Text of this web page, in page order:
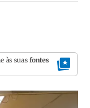
às suas fontes